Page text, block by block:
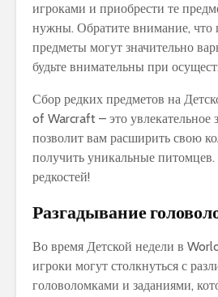
игроками и приобрести те
нужны. Обратите внимание, что
предметы могут значительно
будьте внимательны при
Сбор редких предметов на
of Warcraft – это увлекательное
позволит вам расширить свою
получить уникальные питомцев.
редкостей!
Разгадывание
Во время Детской недели в
игроки могут столкнуться с
головоломками и заданиями,